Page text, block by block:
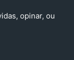
opinar, ou